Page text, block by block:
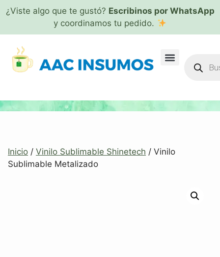
¿Viste algo que te gustó? Escribinos por WhatsApp
y coordinamos tu pedido.
Inicio / Vinilo Sublimable Shinetech / Vinilo
Sublimable Metalizado